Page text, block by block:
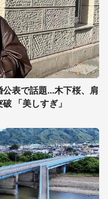
表で話題...木下桜、肩
「美しすぎ」